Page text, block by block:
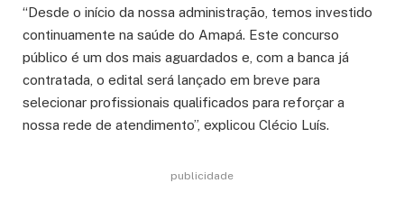
“Desde o início da nossa administração, temos investido
continuamente na saúde do Amapá. Este concurso
público é um dos mais aguardados e, com a banca já
contratada, o edital será lançado em breve para
selecionar profissionais qualificados para reforçar a
nossa rede de atendimento”, explicou Clécio Luís.
publicidade